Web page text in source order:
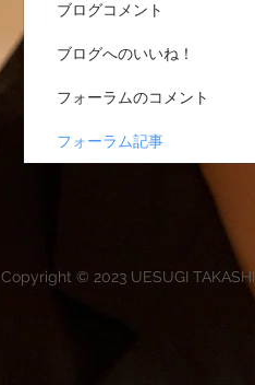
ブログコメント
ブログへのいいね！
フォーラムのコメント
フォーラム記事
Copyright © 2023 UESUGI TAKASHI